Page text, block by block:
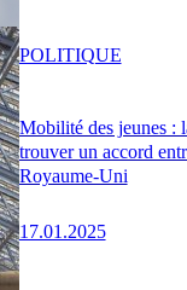
Mobilité des jeunes :
trouver un accord
Royaume-Uni
17.01.2025
POLITIQUE